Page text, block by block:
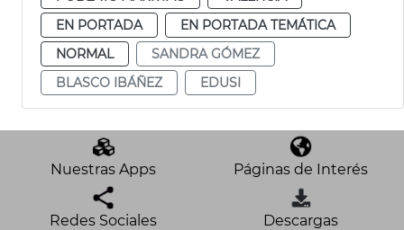
EN PORTADA
EN PORTADA TEMÁTICA
NORMAL
SANDRA GÓMEZ
BLASCO IBÁÑEZ
EDUSI
Nuestras Apps Páginas de Interés
Redes Sociales Descargas